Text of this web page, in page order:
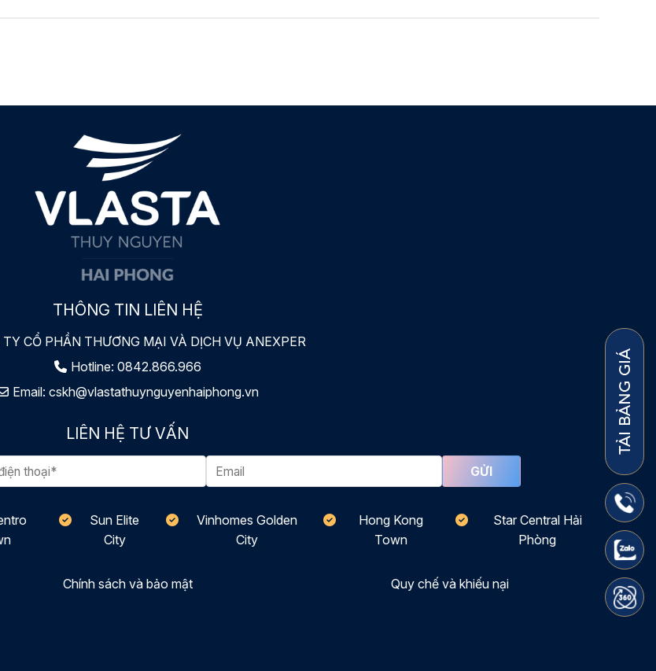
THÔNG TIN LIÊN HỆ
TY CỔ PHẦN THƯƠNG MẠI VÀ DỊCH VỤ ANEXPER
Hotline: 0842.866.966
Email: cskh@vlastathuynguyenhaiphong.vn
LIÊN HỆ TƯ VẤN
Sun Elite
City
Vinhomes Golden
City
Hong Kong
Town
Star Central Hải
Phòng
Chính sách và bảo mật Quy chế và khiếu nại
TẢI BẢNG GIÁ